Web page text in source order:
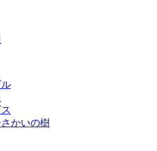
かいの樹